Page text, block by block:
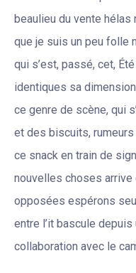
beaulieu du vente hélas
que je suis un peu folle
qui s’est, passé, cet,
identiques sa
ce genre de scène, qui
et des biscuits,
ce snack en train de
nouvelles choses
opposées espérons
entre l’it bascule
collaboration avec le